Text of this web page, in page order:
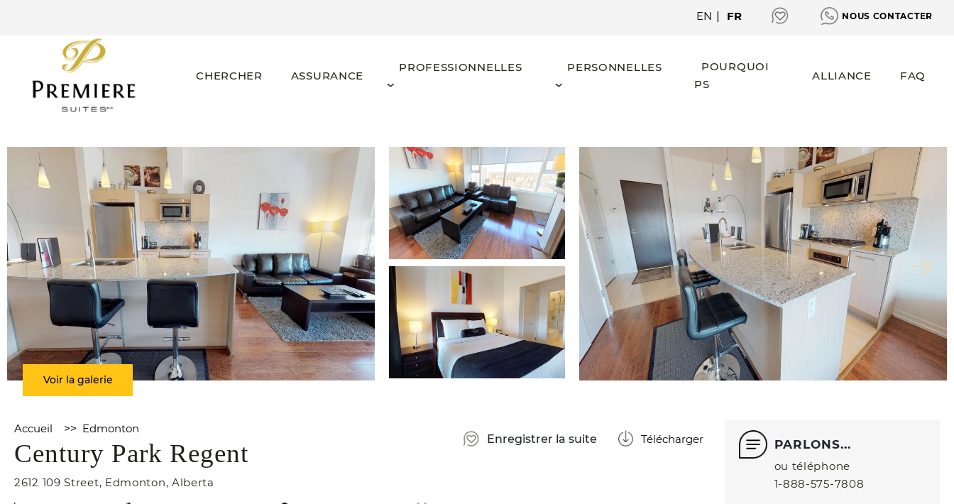
EN | FR NOUS CONTACTER
CHERCHER ASSURANCE
PROFESSIONNELLES PERSONNELLES
POURQUOI
PS
ALLIANCE FAQ
Voir la galerie
Accueil >> Edmonton
Century Park Regent
2612 109 Street, Edmonton, Alberta
Enregistrer la suite Télécharger PARLONS...
ou téléphone
1‑888‑575‑7808